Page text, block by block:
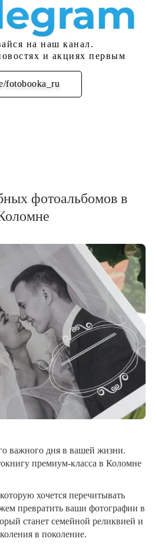
на наш канал.
и акциях первым
fotobooka_ru
фотоальбомов в
важного дня в вашей жизни.
премиум-класса в Коломне
хочется перечитывать
превратить ваши фотографии в
станет семейной реликвией и
в поколение.